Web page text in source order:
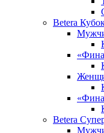
Betera
Betera